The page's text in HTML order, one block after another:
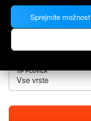
KAM
TIP PLOVILA
Vse vrste
Sprejmite možnost